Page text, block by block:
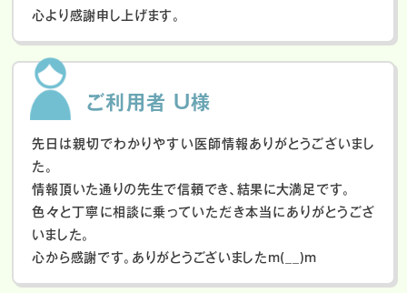
心より感謝申し上げます。
ご利用者 U様
先日は親切でわかりやすい医師情報ありがとうございまし
た。
情報頂いた通りの先生で信頼でき、結果に大満足です。
色々と丁寧に相談に乗っていただき本当にありがとうござ
いました。
心から感謝です。ありがとうございましたm(__)m